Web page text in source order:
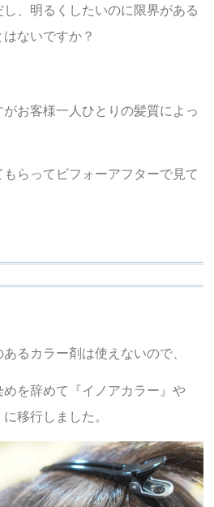
、明るくしたいのに限界がある
ないですか？
お客様一人ひとりの髪質によっ
らってビフォーアフターで見て
るカラー剤は使えないので、
を辞めて『イノアカラー』や
移行しました。